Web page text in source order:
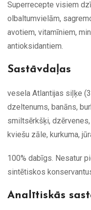
Superrecepte visiem
olbaltumvielām,
avotiem, vitamīniem,
antioksidantiem.
Sastāvdaļas
vesela Atlantijas siļķe
dzeltenums, banāns,
smiltsērkšķi,
kviešu zāle, kurkuma,
100% dabīgs. Nesatur
sintētiskos
Analītiskās